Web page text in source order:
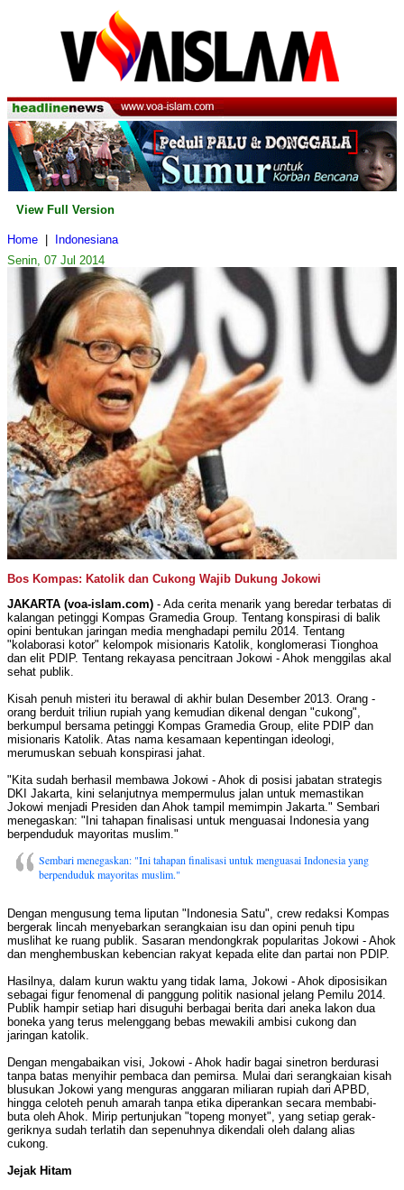
View Full Version
Home
Indonesiana
Senin, 07 Jul 2014
Bos Kompas: Katolik dan Cukong Wajib Dukung Jokowi
JAKARTA (voa-islam.com) - Ada cerita menarik yang beredar terbatas di
kalangan petinggi Kompas Gramedia Group. Tentang konspirasi di balik
opini bentukan jaringan media menghadapi pemilu 2014. Tentang
"kolaborasi kotor" kelompok misionaris Katolik, konglomerasi Tionghoa
dan elit PDIP. Tentang rekayasa pencitraan Jokowi - Ahok menggilas akal
sehat publik.
Kisah penuh misteri itu berawal di akhir bulan Desember 2013. Orang -
orang berduit triliun rupiah yang kemudian dikenal dengan "cukong",
berkumpul bersama petinggi Kompas Gramedia Group, elite PDIP dan
misionaris Katolik. Atas nama kesamaan kepentingan ideologi,
merumuskan sebuah konspirasi jahat.
"Kita sudah berhasil membawa Jokowi - Ahok di posisi jabatan strategis
DKI Jakarta, kini selanjutnya mempermulus jalan untuk memastikan
Jokowi menjadi Presiden dan Ahok tampil memimpin Jakarta." Sembari
menegaskan: "Ini tahapan finalisasi untuk menguasai Indonesia yang
berpenduduk mayoritas muslim."
Sembari menegaskan: "Ini tahapan finalisasi untuk menguasai Indonesia yang
berpenduduk mayoritas muslim."
Dengan mengusung tema liputan "Indonesia Satu", crew redaksi Kompas
bergerak lincah menyebarkan serangkaian isu dan opini penuh tipu
muslihat ke ruang publik. Sasaran mendongkrak popularitas Jokowi - Ahok
dan menghembuskan kebencian rakyat kepada elite dan partai non PDIP.
Hasilnya, dalam kurun waktu yang tidak lama, Jokowi - Ahok diposisikan
sebagai figur fenomenal di panggung politik nasional jelang Pemilu 2014.
Publik hampir setiap hari disuguhi berbagai berita dari aneka lakon dua
boneka yang terus melenggang bebas mewakili ambisi cukong dan
jaringan katolik.
Dengan mengabaikan visi, Jokowi - Ahok hadir bagai sinetron berdurasi
tanpa batas menyihir pembaca dan pemirsa. Mulai dari serangkaian kisah
blusukan Jokowi yang menguras anggaran miliaran rupiah dari APBD,
hingga celoteh penuh amarah tanpa etika diperankan secara membabi-
buta oleh Ahok. Mirip pertunjukan "topeng monyet", yang setiap gerak-
geriknya sudah terlatih dan sepenuhnya dikendali oleh dalang alias
cukong.
Jejak Hitam